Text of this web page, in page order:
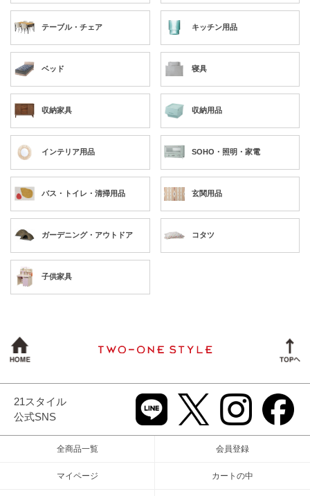
テーブル・チェア キッチン用品
ベッド 寝具
収納家具 収納用品
インテリア用品 SOHO・照明・家電
バス・トイレ・清掃用品 玄関用品
ガーデニング・アウトドア コタツ
子供家具
21スタイル
公式SNS
全商品一覧 会員登録
マイページ カートの中